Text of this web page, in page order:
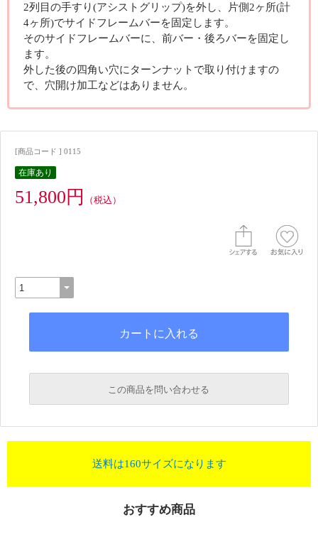
2列目の手すり(アシストグリップ)を外し、片側2ヶ所(計
4ヶ所)でサイドフレームバーを固定します。
そのサイドフレームバーに、前バー・後ろバーを固定し
ます。
外した後の四角い穴にターンナットで取り付けますの
で、穴開け加工などはありません。
[商品コード ] 0115
在庫あり
51,800円 （税込）
この商品を問い合わせる
送料は160サイズになります
おすすめ商品